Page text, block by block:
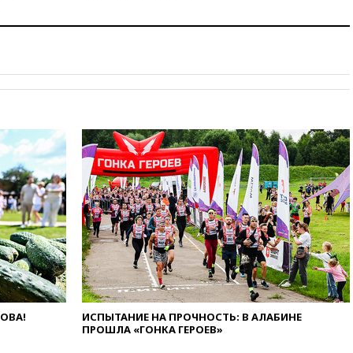
украинец за шпионаж на
произошел в рунете
14:14
«Ведомости»: Озон банк
не пострадает от британских
санкций
13:58Медведев назвал
Японию вассалом США
13:45В Петербурге достроили
новый тоннель зеленой ветки
метро
13:38В эфире «Радиостанции
Судного дня» прозвучали три
сообщения
ИСПЫТАНИЕ НА ПРОЧНОСТЬ: В АЛАБИНЕ
ПРОШЛА «ГОНКА ГЕРОЕВ»